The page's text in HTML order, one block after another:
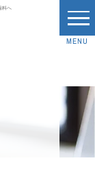
科へ
MENU